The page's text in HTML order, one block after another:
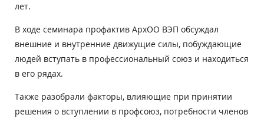
лет.
В ходе семинара профактив АрхОО ВЭП обсуждал
внешние и внутренние движущие силы, побуждающие
людей вступать в профессиональный союз и находиться
в его рядах.
Также разобрали факторы, влияющие при принятии
решения о вступлении в профсоюз, потребности членов